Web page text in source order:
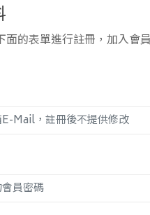
面的表單進行註冊，加入會